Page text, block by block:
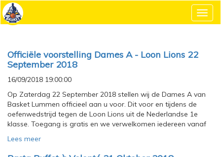
Officiële voorstelling Dames A - Loon Lions 22
September 2018
16/09/2018 19:00:00
Op Zaterdag 22 September 2018 stellen wij de Dames A van
Basket Lummen officieel aan u voor. Dit voor en tijdens de
oefenwedstrijd tegen de Loon Lions uit de Nederlandse 1e
klasse. Toegang is gratis en we verwelkomen iedereen vanaf
Lees meer